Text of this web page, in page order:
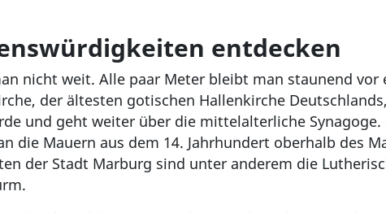
entdecken
nicht weit. Alle paar Meter bleibt man staunend vor
der ältesten gotischen Hallenkirche
und geht weiter über die mittelalterliche Synagoge.
die Mauern aus dem 14. Jahrhundert oberhalb des
der Stadt Marburg sind unter anderem die